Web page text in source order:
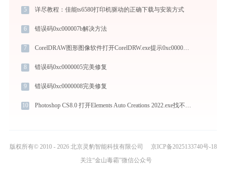
5 详尽教程：佳能ts6580打印机驱动的正确下载与安装方式
6 错误码0xc000007b解决方法
7 CorelDRAW图形图像软件打开CorelDRW.exe提示0xc0000096错误码怎么办
8 错误码0xc0000005完美修复
9 错误码0xc0000008完美修复
10 Photoshop CS8.0 打开Elements Auto Creations 2022.exe找不到msvcp140_codecvt_ids.dll怎么办
版权所有© 2010 - 2026 北京灵豹智能科技有限公司
京ICP备2025133740号-18
关注“金山毒霸”微信公众号